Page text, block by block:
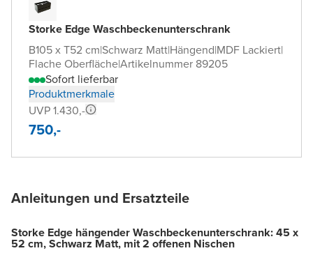
Storke Edge Waschbeckenunterschrank
B105 x T52 cm|Schwarz Matt|Hängend|MDF Lackiert|
Flache Oberfläche|Artikelnummer 89205
Sofort lieferbar
Produktmerkmale
UVP 1.430,-
750,-
Anleitungen und Ersatzteile
Storke Edge hängender Waschbeckenunterschrank: 45 x
52 cm, Schwarz Matt, mit 2 offenen Nischen